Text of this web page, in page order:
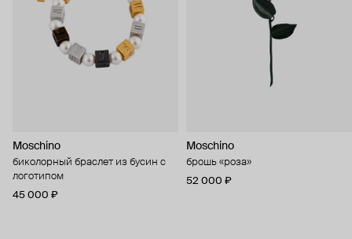
Moschino
биколорный браслет из бусин с
логотипом
45 000 ₽
Moschino
брошь «роза»
52 000 ₽